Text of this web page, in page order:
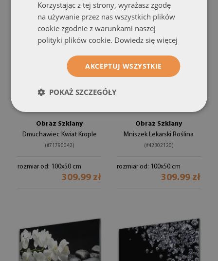
Obraz Szklany
Dmuchawiec Kwiat Krople
(#71790042)
rozmiar od: 100x50 cm
309.99 zł
Obraz Szklany
Mniszek Lekarski Roślina
(#42302120)
rozmiar od: 100x50 cm
309.99 zł
Korzystając z tej strony, wyrażasz zgodę
na używanie przez nas wszystkich plików
cookie zgodnie z warunkami naszej
polityki plików cookie. Dowiedz się więcej
AKCEPTUJ WSZYSTKIE
POKAŻ SZCZEGÓŁY